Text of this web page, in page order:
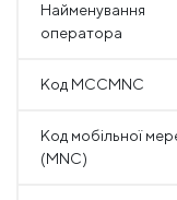
Найменування
оператора
Код MCCMNC
Код мобільної
(MNC)